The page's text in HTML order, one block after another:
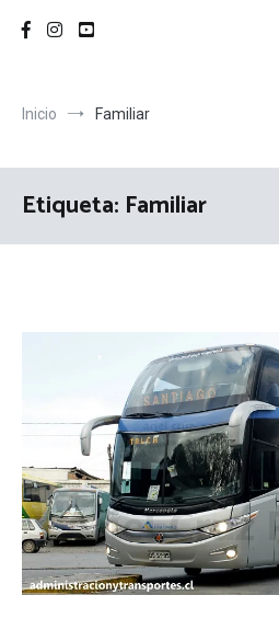
Inicio Familiar
Etiqueta: Familiar